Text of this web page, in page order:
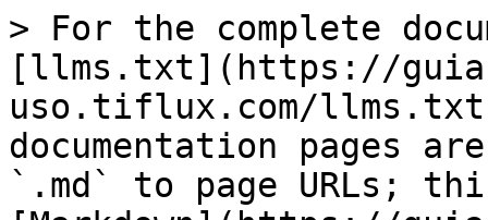
> For the complete
[llms.txt](https://
uso.tiflux.com/
documentation pages
`.md` to page URLs;